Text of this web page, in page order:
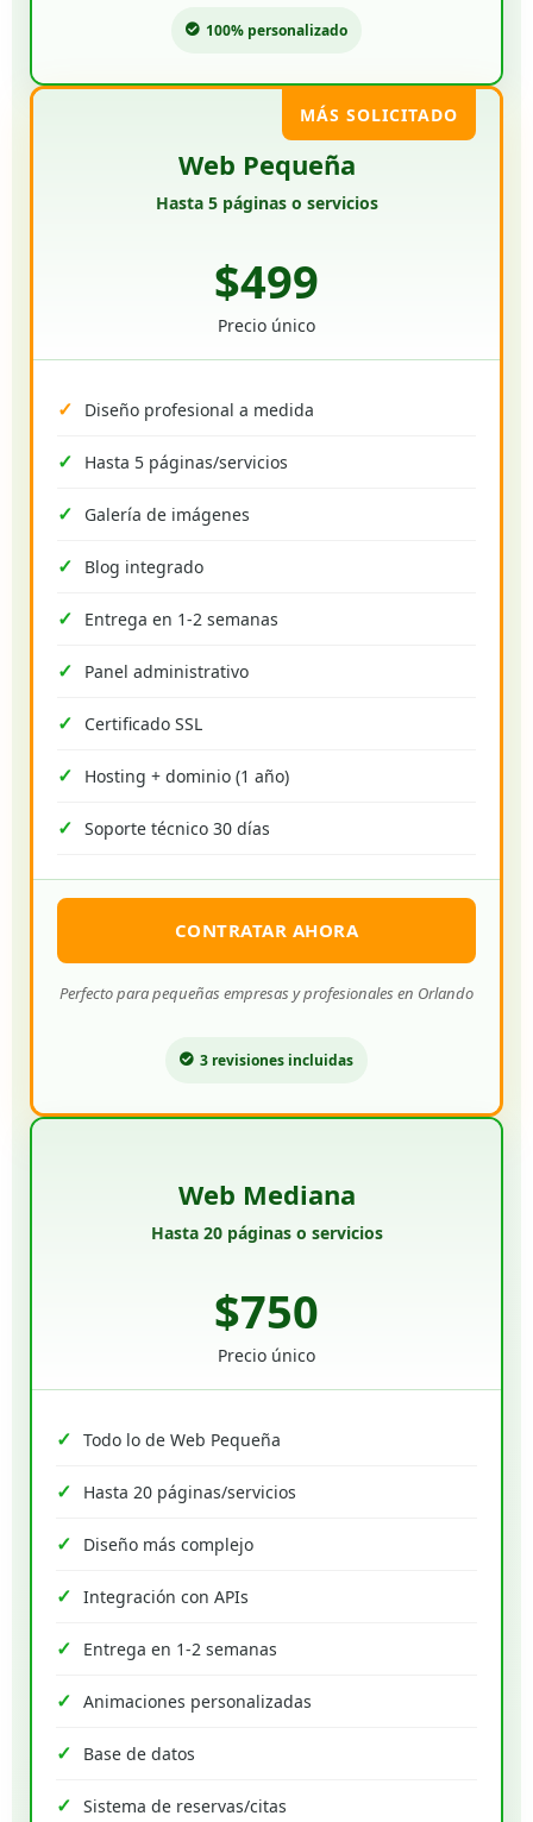
100% personalizado
MÁS SOLICITADO
Web Pequeña
Hasta 5 páginas o servicios
$499
Precio único
Diseño profesional a medida
Hasta 5 páginas/servicios
Galería de imágenes
Blog integrado
Entrega en 1-2 semanas
Panel administrativo
Certificado SSL
Hosting + dominio (1 año)
Soporte técnico 30 días
CONTRATAR AHORA
Perfecto para pequeñas empresas y profesionales en Orlando
3 revisiones incluidas
Web Mediana
Hasta 20 páginas o servicios
$750
Precio único
Todo lo de Web Pequeña
Hasta 20 páginas/servicios
Diseño más complejo
Integración con APIs
Entrega en 1-2 semanas
Animaciones personalizadas
Base de datos
Sistema de reservas/citas